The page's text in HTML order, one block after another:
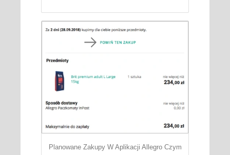
Planowane Zakupy W Aplikacji Allegro Czym